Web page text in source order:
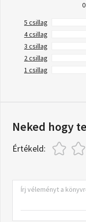
5 csillag
4 csillag
3 csillag
2 csillag
1 csillag
Neked hogy
Értékeld: